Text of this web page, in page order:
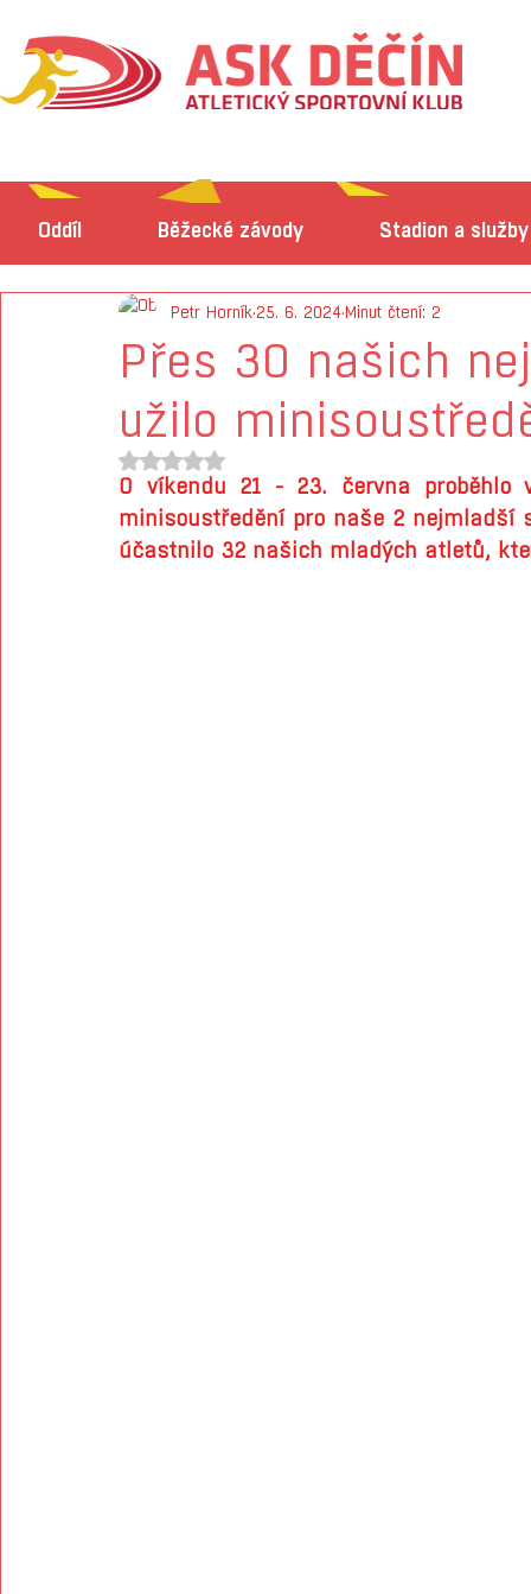
Oddíl Běžecké závody Stadion a služby
Přes 30 našich
užilo
Petr Horník 25. 6. 2024 Minut čtení: 2
Hodnoceno NaN z 5 hvězdiček.
O víkendu 21 - 23. června
minisoustředění pro naše 2 nejmladší
účastnilo 32 našich mladých atletů,